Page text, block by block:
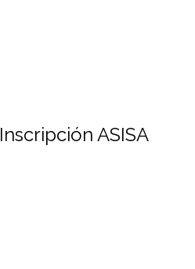
Inscripción ASISA